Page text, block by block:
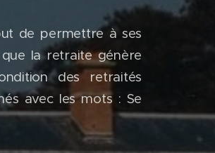
de permettre à ses
la retraite génère
des retraités
avec les mots : Se